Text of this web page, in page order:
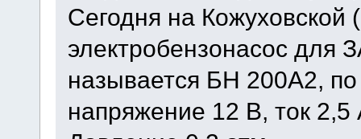
Сегодня на Кожуховской
электробензонасос для
называется БН 200А2,
напряжение 12 В, ток